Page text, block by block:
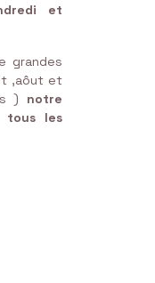
et
grandes
,aôut et
) notre
tous les